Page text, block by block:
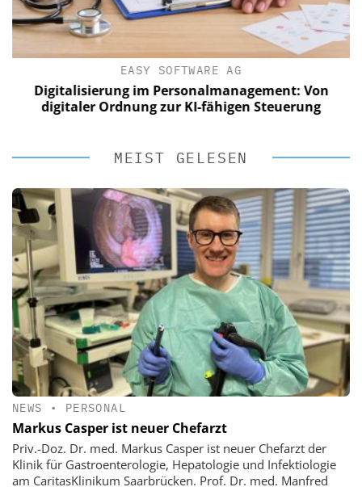
EASY SOFTWARE AG
Digitalisierung im Personalmanagement: Von
digitaler Ordnung zur KI-fähigen Steuerung
MEIST GELESEN
NEWS • PERSONAL
Markus Casper ist neuer Chefarzt
Priv.-Doz. Dr. med. Markus Casper ist neuer Chefarzt der
Klinik für Gastroenterologie, Hepatologie und Infektiologie
am CaritasKlinikum Saarbrücken. Prof. Dr. med. Manfred